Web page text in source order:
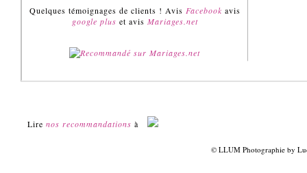
Quelques témoignages de clients ! Avis Facebook avis
google plus et avis Mariages.net
Lire nos recommandations à
© LLUM Photographie by